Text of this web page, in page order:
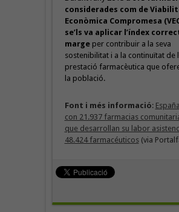
considerades com de
Econòmica Compromesa
se’ls va aplicar l’índex
margeper contribuir a la seva
sostenibilitat i a la continuïtat de
prestació farmacèutica que
la població.
Font i més informació:
con 21.937 farmacias
que desarrollan su labor
48.424 farmacéuticos(via